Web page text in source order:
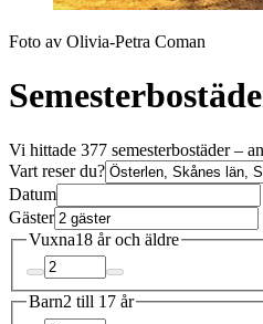
Foto av Olivia-Petra Coman
Vi hittade 377 semesterbostäder –
Vart reser du?
Datum
Gäster
Vuxna18 år och äldre
Barn2 till 17 år